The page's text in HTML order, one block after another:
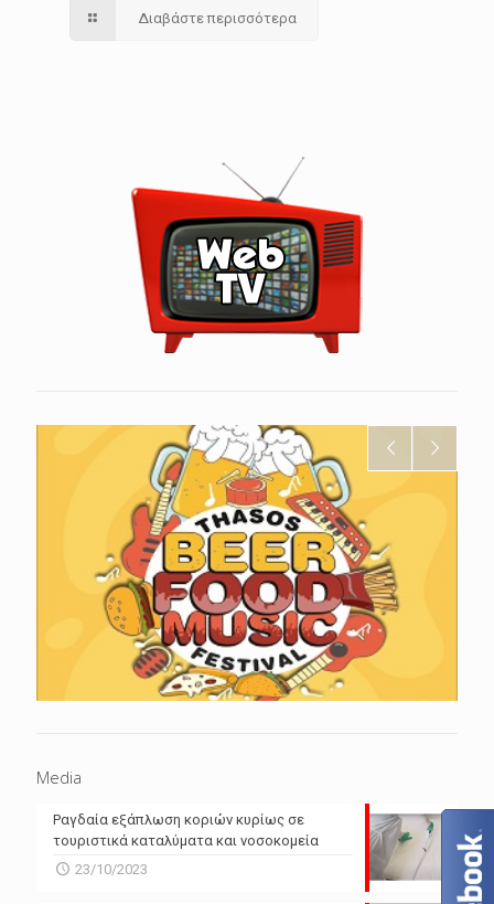
Διαβάστε περισσότερα
Media
Ραγδαία εξάπλωση κοριών κυρίως σε
τουριστικά καταλύματα και νοσοκομεία
23/10/2023